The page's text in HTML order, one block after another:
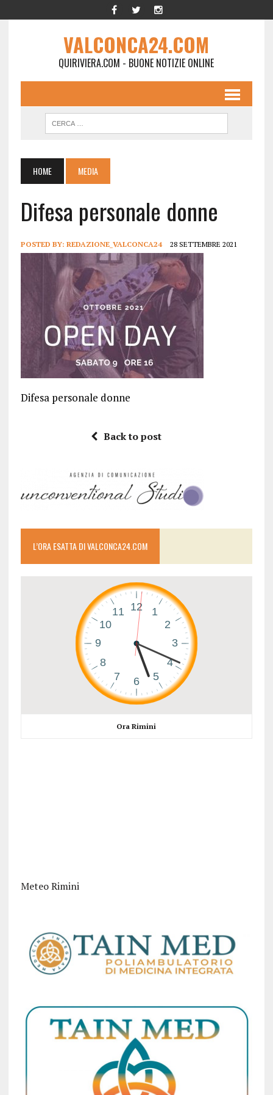
VALCONCA24.COM
QUIRIVIERA.COM - BUONE NOTIZIE ONLINE
HOME MEDIA
Difesa personale donne
POSTED BY: REDAZIONE_VALCONCA24 28 SETTEMBRE 2021
Difesa personale donne
Back to post
L’ORA ESATTA DI VALCONCA24.COM
Ora Rimini
Meteo Rimini